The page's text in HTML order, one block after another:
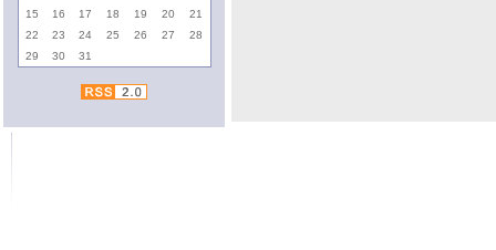
15
16 17 18 19 20
21
22
23 24 25 26 27
28
29
30 31